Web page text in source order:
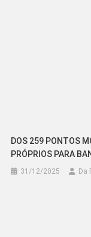
DOS 259 PONTOS
PRÓPRIOS PARA
31/12/2025 Da